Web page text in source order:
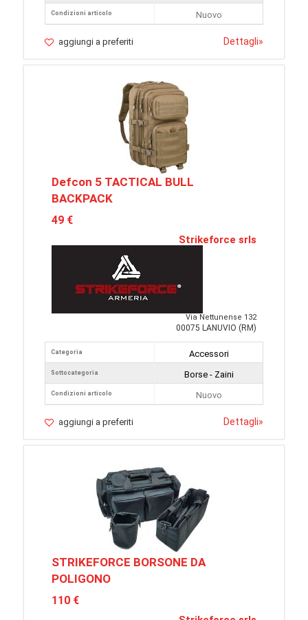
Condizioni articolo
Nuovo
aggiungi a preferiti Dettagli»
Defcon 5 TACTICAL BULL
BACKPACK
49 €
Strikeforce srls
Via Nettunense 132
00075 LANUVIO (RM)
Categoria
Sottocategoria
Condizioni articolo
Accessori
Borse - Zaini
Nuovo
aggiungi a preferiti Dettagli»
STRIKEFORCE BORSONE DA
POLIGONO
110 €